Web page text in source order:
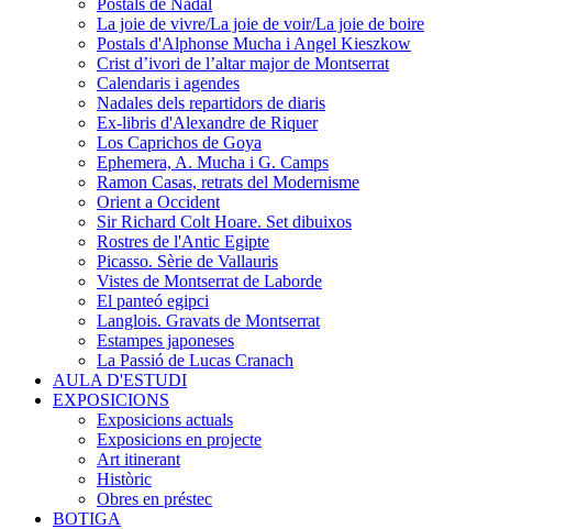
Postals de Nadal
La joie de vivre/La joie de voir/La joie de boire
Postals d'Alphonse Mucha i Angel Kieszkow
Crist d’ivori de l’altar major de Montserrat
Calendaris i agendes
Nadales dels repartidors de diaris
Ex-libris d'Alexandre de Riquer
Los Caprichos de Goya
Ephemera, A. Mucha i G. Camps
Ramon Casas, retrats del Modernisme
Orient a Occident
Sir Richard Colt Hoare. Set dibuixos
Rostres de l'Antic Egipte
Picasso. Sèrie de Vallauris
Vistes de Montserrat de Laborde
El panteó egipci
Langlois. Gravats de Montserrat
Estampes japoneses
La Passió de Lucas Cranach
AULA D'ESTUDI
EXPOSICIONS
Exposicions actuals
Exposicions en projecte
Art itinerant
Històric
Obres en préstec
BOTIGA